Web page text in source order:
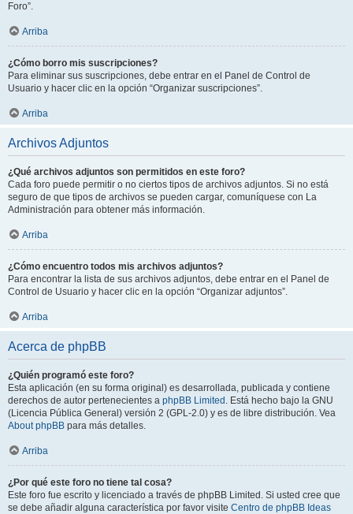
Foro”.
Arriba
¿Cómo borro mis suscripciones?
Para eliminar sus suscripciones, debe entrar en el Panel de Control de
Usuario y hacer clic en la opción “Organizar suscripciones”.
Arriba
Archivos Adjuntos
¿Qué archivos adjuntos son permitidos en este foro?
Cada foro puede permitir o no ciertos tipos de archivos adjuntos. Si no está
seguro de que tipos de archivos se pueden cargar, comuníquese con La
Administración para obtener más información.
Arriba
¿Cómo encuentro todos mis archivos adjuntos?
Para encontrar la lista de sus archivos adjuntos, debe entrar en el Panel de
Control de Usuario y hacer clic en la opción “Organizar adjuntos”.
Arriba
Acerca de phpBB
¿Quién programó este foro?
Esta aplicación (en su forma original) es desarrollada, publicada y contiene
derechos de autor pertenecientes a phpBB Limited . Está hecho bajo la GNU
(Licencia Pública General) versión 2 (GPL-2.0) y es de libre distribución. Vea
About phpBB para más detalles.
Arriba
¿Por qué este foro no tiene tal cosa?
Este foro fue escrito y licenciado a través de phpBB Limited. Si usted cree que
se debe añadir alguna característica por favor visite Centro de phpBB Ideas